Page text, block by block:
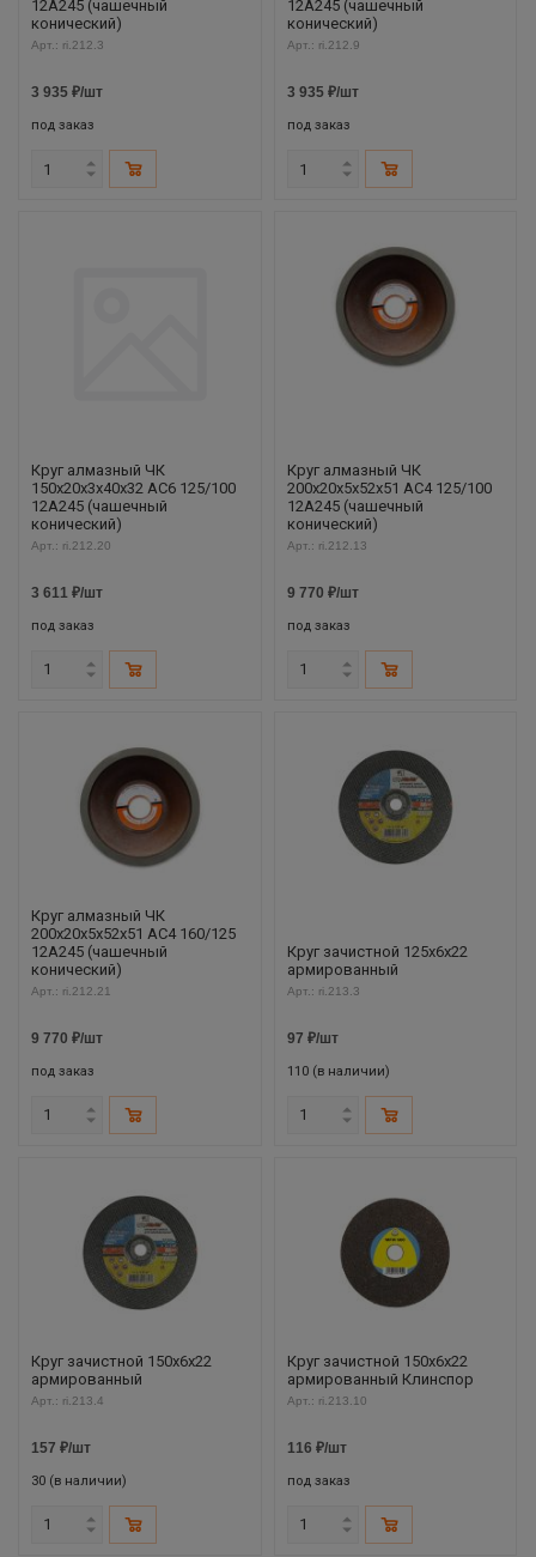
12А245 (чашечный
конический)
Арт.: ri.212.3
3 935 ₽/шт
под заказ
12А245 (чашечный
конический)
Арт.: ri.212.9
3 935₽/шт
под заказ
Круг алмазный ЧК
150х20х3х40х32 АС6 125/100
12А245 (чашечный
конический)
Арт.: ri.212.20
3 611 ₽/шт
под заказ
Круг алмазный ЧК
200х20х5х52х51 АС4 125/100
12А245 (чашечный
конический)
Арт.: ri.212.13
9 770 ₽/шт
под заказ
Круг алмазный ЧК
200х20х5х52х51 АС4 160/125
12А245 (чашечный
конический)
Арт.: ri.212.21
9 770 ₽/шт
под заказ
Круг зачистной 125х6х22
армированный
Арт.: ri.213.3
97 ₽/шт
110 (в наличии)
Круг зачистной 150х6х22
армированный
Арт.: ri.213.4
157 ₽/шт
30 (в наличии)
Круг зачистной 150х6х22
армированный Клинспор
Арт.: ri.213.10
116 ₽/шт
под заказ